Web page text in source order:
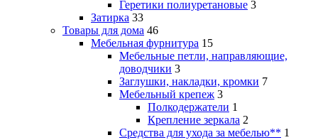
Геретики полиуретановые 3
Затирка 33
Товары для дома 46
Мебельная фурнитура 15
Мебельные петли, направляющие,
доводчики 3
Заглушки, накладки, кромки 7
Мебельный крепеж 3
Полкодержатели 1
Крепление зеркала 2
Средства для ухода за мебелью** 1